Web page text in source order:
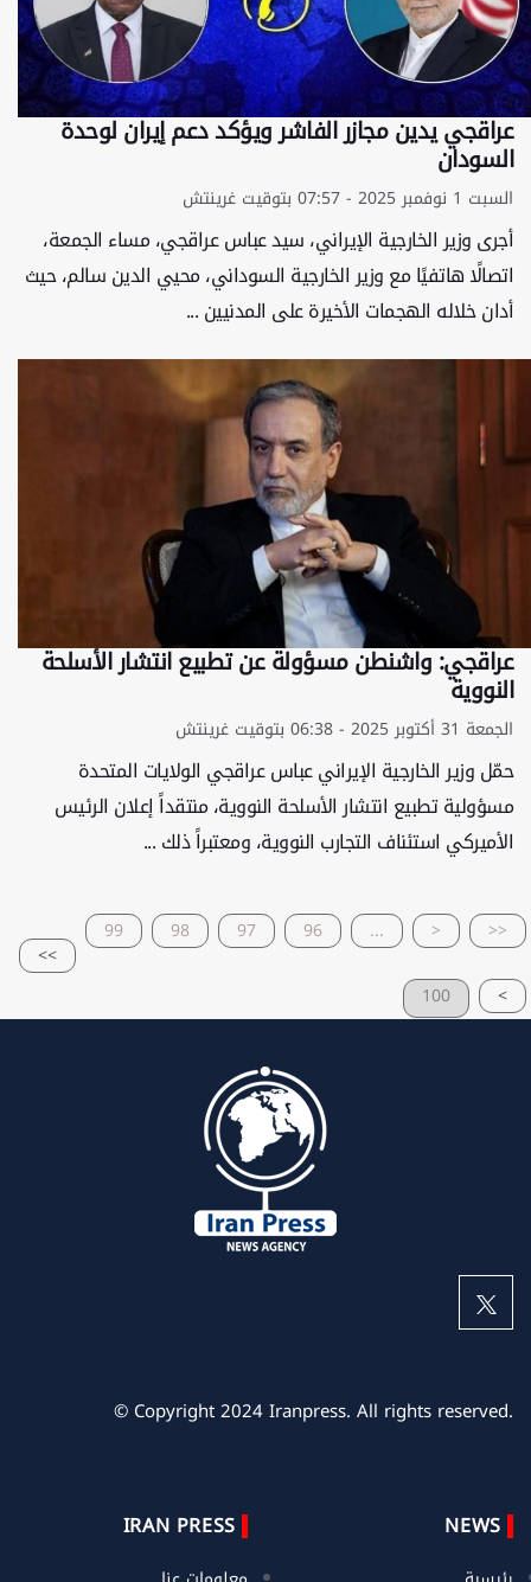
عراقجي يدين مجازر الفاشر ويؤكد دعم إيران لوحدة
السودان
السبت 1 نوفمبر 2025 - 07:57 بتوقيت غرينتش
أجرى وزير الخارجية الإيراني، سيد عباس عراقجي، مساء الجمعة،
اتصالًا هاتفيًا مع وزير الخارجية السوداني، محيي الدين سالم، حيث
أدان خلاله الهجمات الأخيرة على المدنيين ...
عراقجي: واشنطن مسؤولة عن تطبيع انتشار الأسلحة
النووية
الجمعة 31 أكتوبر 2025 - 06:38 بتوقيت غرينتش
حمّل وزير الخارجية الإيراني عباس عراقجي الولايات المتحدة
مسؤولية تطبيع انتشار الأسلحة النووية، منتقداً إعلان الرئيس
الأميركي استئناف التجارب النووية، ومعتبراً ذلك ...
<<
<
...
96
97
98
99
100 >
>>
© Copyright 2024 Iranpress. All rights reserved.
NEWS
IRAN PRESS